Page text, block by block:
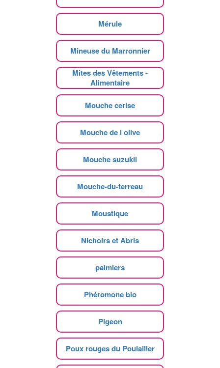
Mérule
Mineuse du Marronnier
Mites des Vêtements -
Alimentaire
Mouche cerise
Mouche de l olive
Mouche suzukii
Mouche-du-terreau
Moustique
Nichoirs et Abris
palmiers
Phéromone bio
Pigeon
Poux rouges du Poulailler